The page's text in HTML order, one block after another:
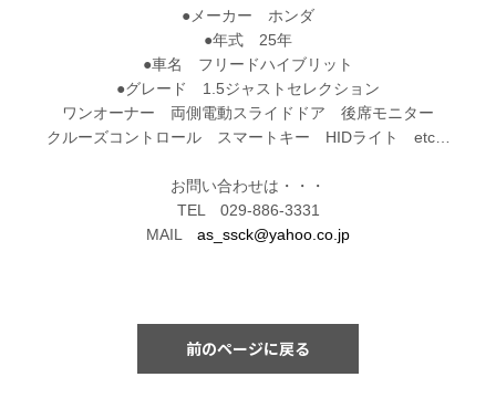
●メーカー ホンダ
●年式 25年
●車名 フリードハイブリット
●グレード 1.5ジャストセレクション
ワンオーナー 両側電動スライドドア 後席モニター
クルーズコントロール スマートキー HIDライト etc…
お問い合わせは・・・
TEL 029-886-3331
MAIL as_ssck@yahoo.co.jp
前のページに戻る